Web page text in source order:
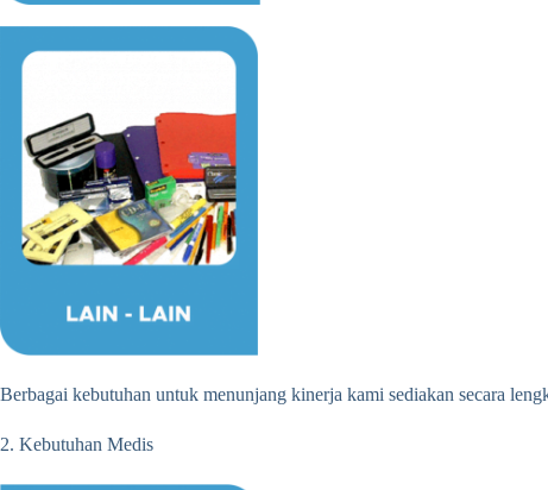
Berbagai kebutuhan untuk menunjang kinerja kami sediakan secara
2. Kebutuhan Medis